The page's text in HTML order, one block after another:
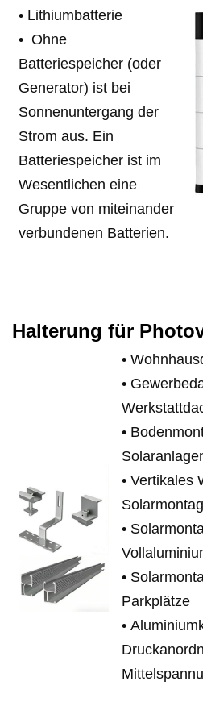
• Lithiumbatterie
• Ohne
Batteriespeicher (oder
Generator) ist bei
Sonnenuntergang der
Strom aus. Ein
Batteriespeicher ist im
Wesentlichen eine
Gruppe von miteinander
verbundenen Batterien.
Halterung für
•
•
•
• Vertikales
•
•
Parkplätze
•